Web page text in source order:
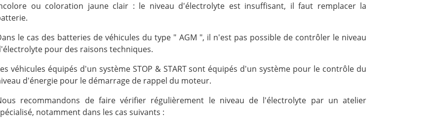
ou coloration jaune clair : le niveau d'électrolyte est insuffisant, il faut remplacer la
le cas des batteries de véhicules du type " AGM ", il n'est pas possible de contrôler le niveau
pour des raisons techniques.
véhicules équipés d'un système STOP & START sont équipés d'un système pour le contrôle du
d'énergie pour le démarrage de rappel du moteur.
recommandons de faire vérifier régulièrement le niveau de l'électrolyte par un atelier
notamment dans les cas suivants :